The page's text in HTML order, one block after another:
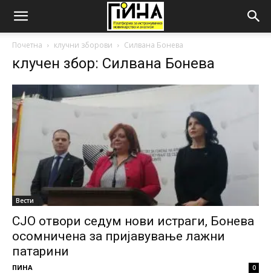
Почетна клучни зборови Силвана Бонева
клучен збор: Силвана Бонева
Вести
СЈО отвори седум нови истраги, Бонева
осомничена за пријавување лажни
патарини
ПИНА 0